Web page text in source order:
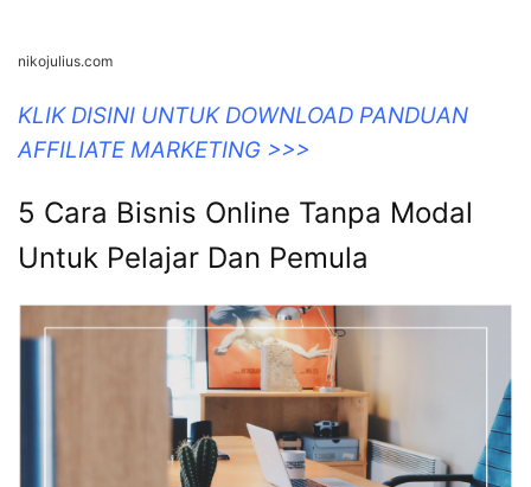
KLIK DISINI UNTUK DOWNLOAD PANDUAN
AFFILIATE MARKETING >>>
Cara Bisnis Tanpa Modal Tanpa